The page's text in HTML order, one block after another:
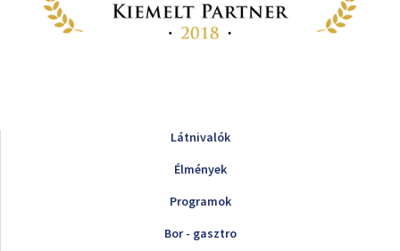
Látnivalók
Élmények
Programok
Bor - gasztro